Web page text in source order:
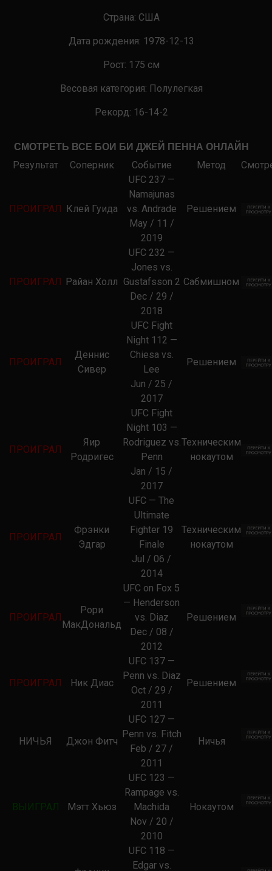
Страна: США
Дата рождения: 1978-12-13
Рост: 175 см
Весовая категория: Полулегкая
Рекорд: 16-14-2
СМОТРЕТЬ ВСЕ БОИ БИ ДЖЕЙ ПЕННА ОНЛАЙН
Результат Соперник Событие Метод
ПРОИГРАЛ Клей Гуида
UFC 237 —
Namajunas
vs. Andrade
May / 11 /
2019
Решением
ПРОИГРАЛ Райан Холл
UFC 232 —
Jones vs.
Gustafsson 2
Dec / 29 /
2018
Сабмишном
ПРОИГРАЛ
Деннис
Сивер
UFC Fight
Night 112 —
Chiesa vs.
Lee
Jun / 25 /
2017
Решением
ПРОИГРАЛ
Яир
Родригес
UFC Fight
Night 103 —
Rodriguez vs.
Penn
Jan / 15 /
2017
Техническим
нокаутом
ПРОИГРАЛ
Фрэнки
Эдгар
UFC — The
Ultimate
Fighter 19
Finale
Jul / 06 /
2014
Техническим
нокаутом
ПРОИГРАЛ
Рори
МакДональд
UFC on Fox 5
— Henderson
vs. Diaz
Dec / 08 /
2012
Решением
ПРОИГРАЛ Ник Диас
UFC 137 —
Penn vs. Diaz
Oct / 29 /
2011
Решением
НИЧЬЯ Джон Фитч
UFC 127 —
Penn vs. Fitch
Feb / 27 /
2011
Ничья
ВЫИГРАЛ Мэтт Хьюз
UFC 123 —
Rampage vs.
Machida
Nov / 20 /
2010
Нокаутом
UFC 118 —
Edgar vs.